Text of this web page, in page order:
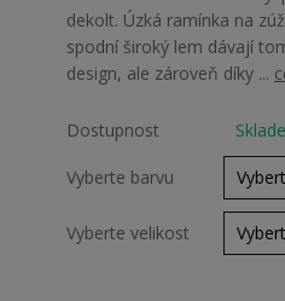
dekolt. Úzká ramínka na
spodní široký lem dávají
design, ale zároveň díky ...
Dostupnost
Vyberte barvu
Vyberte velikost